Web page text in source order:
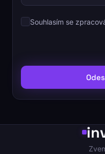
Souhlasím se